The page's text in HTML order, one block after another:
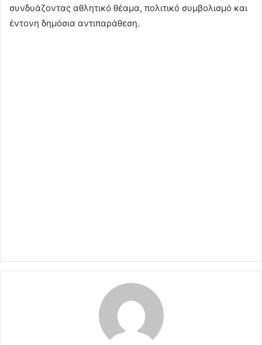
συνδυάζοντας αθλητικό θέαμα, πολιτικό συμβολισμό και
έντονη δημόσια αντιπαράθεση.